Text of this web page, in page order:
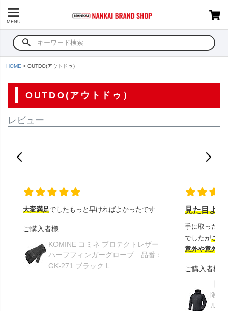
MENU
HOME OUTDO(アウトドゥ）
OUTDO(アウトドゥ）
レビュー
大変満足でしたもっと早ければよかったです
ご購入者様
KOMINE コミネ プロテクトレザー
ハーフフィンガーグローブ 品番：
GK-271 ブラック L
見た目より
手に取ったと
でしたがこの
意外や意外ス
ご購入者様
限り
ルメ